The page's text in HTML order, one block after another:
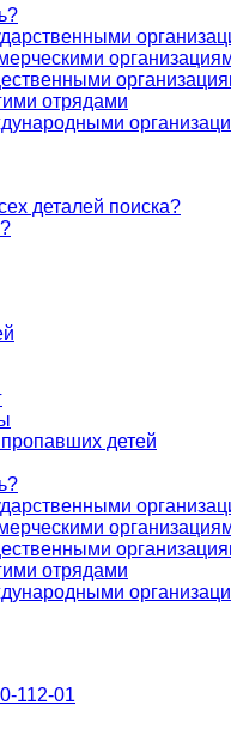
отрядами
деталей поиска?
детей
отрядами
112-01